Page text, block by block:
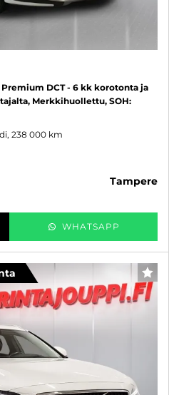
Premium DCT - 6 kk korotonta ja
Merkkihuollettu, SOH:
238 000 km
tampere
WHATSAPP